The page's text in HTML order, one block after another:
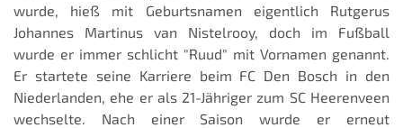
wurde, hieß mit Geburtsnamen eigentlich Rutgerus
Johannes Martinus van Nistelrooy, doch im Fußball
wurde er immer schlicht "Ruud" mit Vornamen genannt.
Er startete seine Karriere beim FC Den Bosch in den
Niederlanden, ehe er als 21-Jähriger zum SC Heerenveen
wechselte. Nach einer Saison wurde er erneut